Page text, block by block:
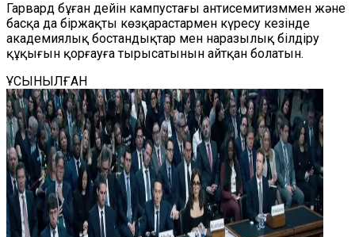
Гарвард бұған дейін кампустағы антисемитизммен және
басқа да біржақты көзқарастармен күресу кезінде
академиялық бостандықтар мен наразылық білдіру
құқығын қорғауға тырысатынын айтқан болатын.
ҰСЫНЫЛҒАН